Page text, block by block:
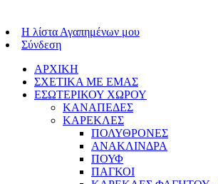
Η λίστα Αγαπημένων μου
Σύνδεση
ΑΡΧΙΚΗ
ΣΧΕΤΙΚΑ ΜΕ ΕΜΑΣ
ΕΣΩΤΕΡΙΚΟΥ ΧΩΡΟΥ
ΚΑΝΑΠΕΔΕΣ
ΚΑΡΕΚΛΕΣ
ΠΟΛΥΘΡΟΝΕΣ
ΑΝΑΚΛΙΝΔΡΑ
ΠΟΥΦ
ΠΑΓΚΟΙ